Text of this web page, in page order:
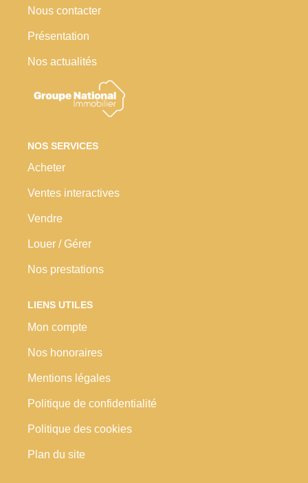
NOS CLIENTS
Nos Prestations
Nous contacter
Présentation
Nos actualités
NOS SERVICES
Acheter
Ventes interactives
Vendre
Louer / Gérer
Nos prestations
LIENS UTILES
Mon compte
Nos honoraires
Mentions légales
Politique de confidentialité
Politique des cookies
Plan du site